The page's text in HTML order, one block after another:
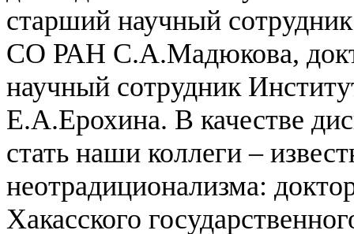
старший научный
СО РАН С.А.Мадюкова,
научный сотрудник
Е.А.Ерохина. В качестве
стать наши коллеги –
неотрадиционализма:
Хакасского